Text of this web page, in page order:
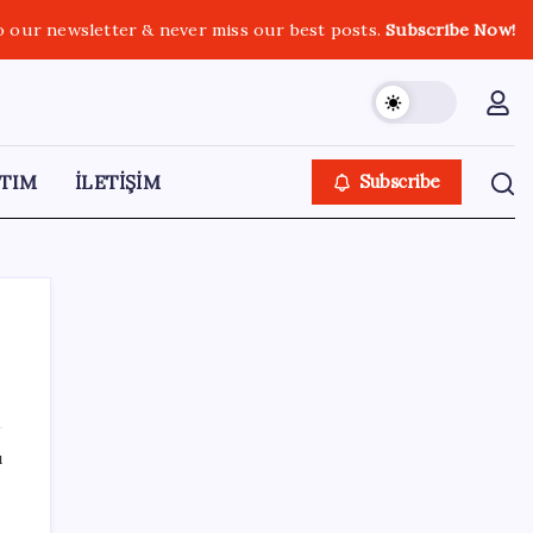
our newsletter & never miss our best posts.Subscribe Now!
İLETİŞİM Subscribe